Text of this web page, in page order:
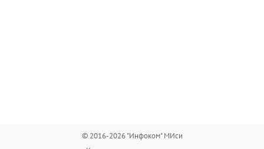
© 2016-2026 "Инфоком" МИси